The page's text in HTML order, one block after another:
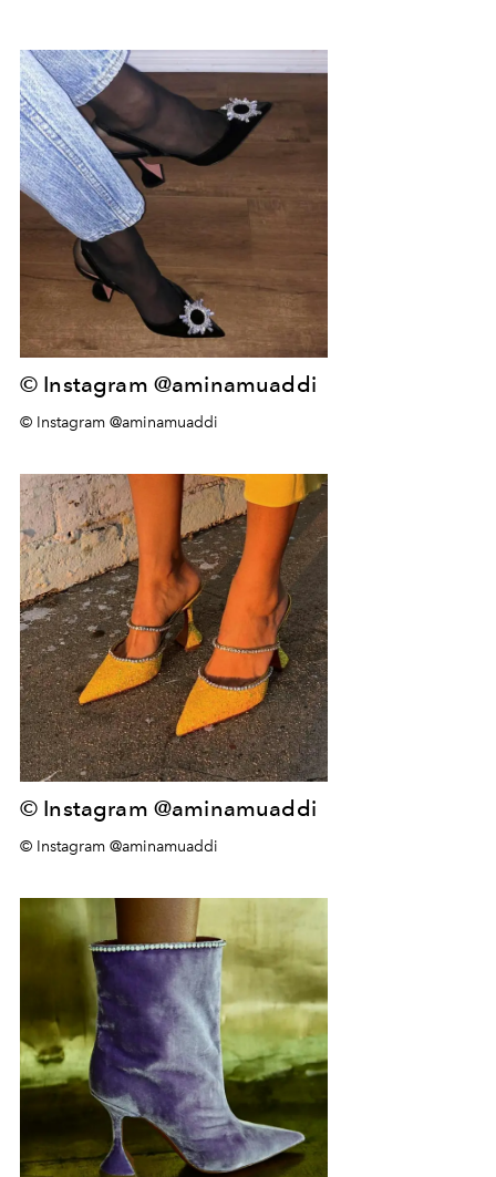
© Instagram @aminamuaddi
© Instagram @aminamuaddi
© Instagram @aminamuaddi
© Instagram @aminamuaddi